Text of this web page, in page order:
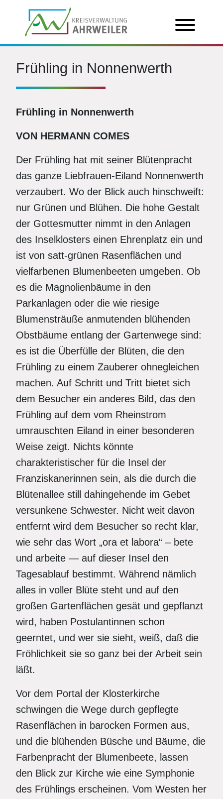
Frühling in Nonnenwerth
Frühling in Nonnenwerth
VON HERMANN COMES
Der Frühling hat mit seiner Blütenpracht
das ganze Liebfrauen-Eiland Nonnenwerth
verzaubert. Wo der Blick auch hinschweift:
nur Grünen und Blühen. Die hohe Gestalt
der Gottesmutter nimmt in den Anlagen
des Inselklosters einen Ehrenplatz ein und
ist von satt-grünen Rasenflächen und
vielfarbenen Blumenbeeten umgeben. Ob
es die Magnolienbäume in den
Parkanlagen oder die wie riesige
Blumensträuße anmutenden blühenden
Obstbäume entlang der Gartenwege sind:
es ist die Überfülle der Blüten, die den
Frühling zu einem Zauberer ohnegleichen
machen. Auf Schritt und Tritt bietet sich
dem Besucher ein anderes Bild, das den
Frühling auf dem vom Rheinstrom
umrauschten Eiland in einer besonderen
Weise zeigt. Nichts könnte
charakteristischer für die Insel der
Franziskanerinnen sein, als die durch die
Blütenallee still dahingehende im Gebet
versunkene Schwester. Nicht weit davon
entfernt wird dem Besucher so recht klar,
wie sehr das Wort „ora et labora“ – bete
und arbeite — auf dieser Insel den
Tagesablauf bestimmt. Während nämlich
alles in voller Blüte steht und auf den
großen Gartenflächen gesät und gepflanzt
wird, haben Postulantinnen schon
geerntet, und wer sie sieht, weiß, daß die
Fröhlichkeit sie so ganz bei der Arbeit sein
läßt.
Vor dem Portal der Klosterkirche
schwingen die Wege durch gepflegte
Rasenflächen in barocken Formen aus,
und die blühenden Büsche und Bäume, die
Farbenpracht der Blumenbeete, lassen
den Blick zur Kirche wie eine Symphonie
des Frühlings erscheinen. Vom Westen her